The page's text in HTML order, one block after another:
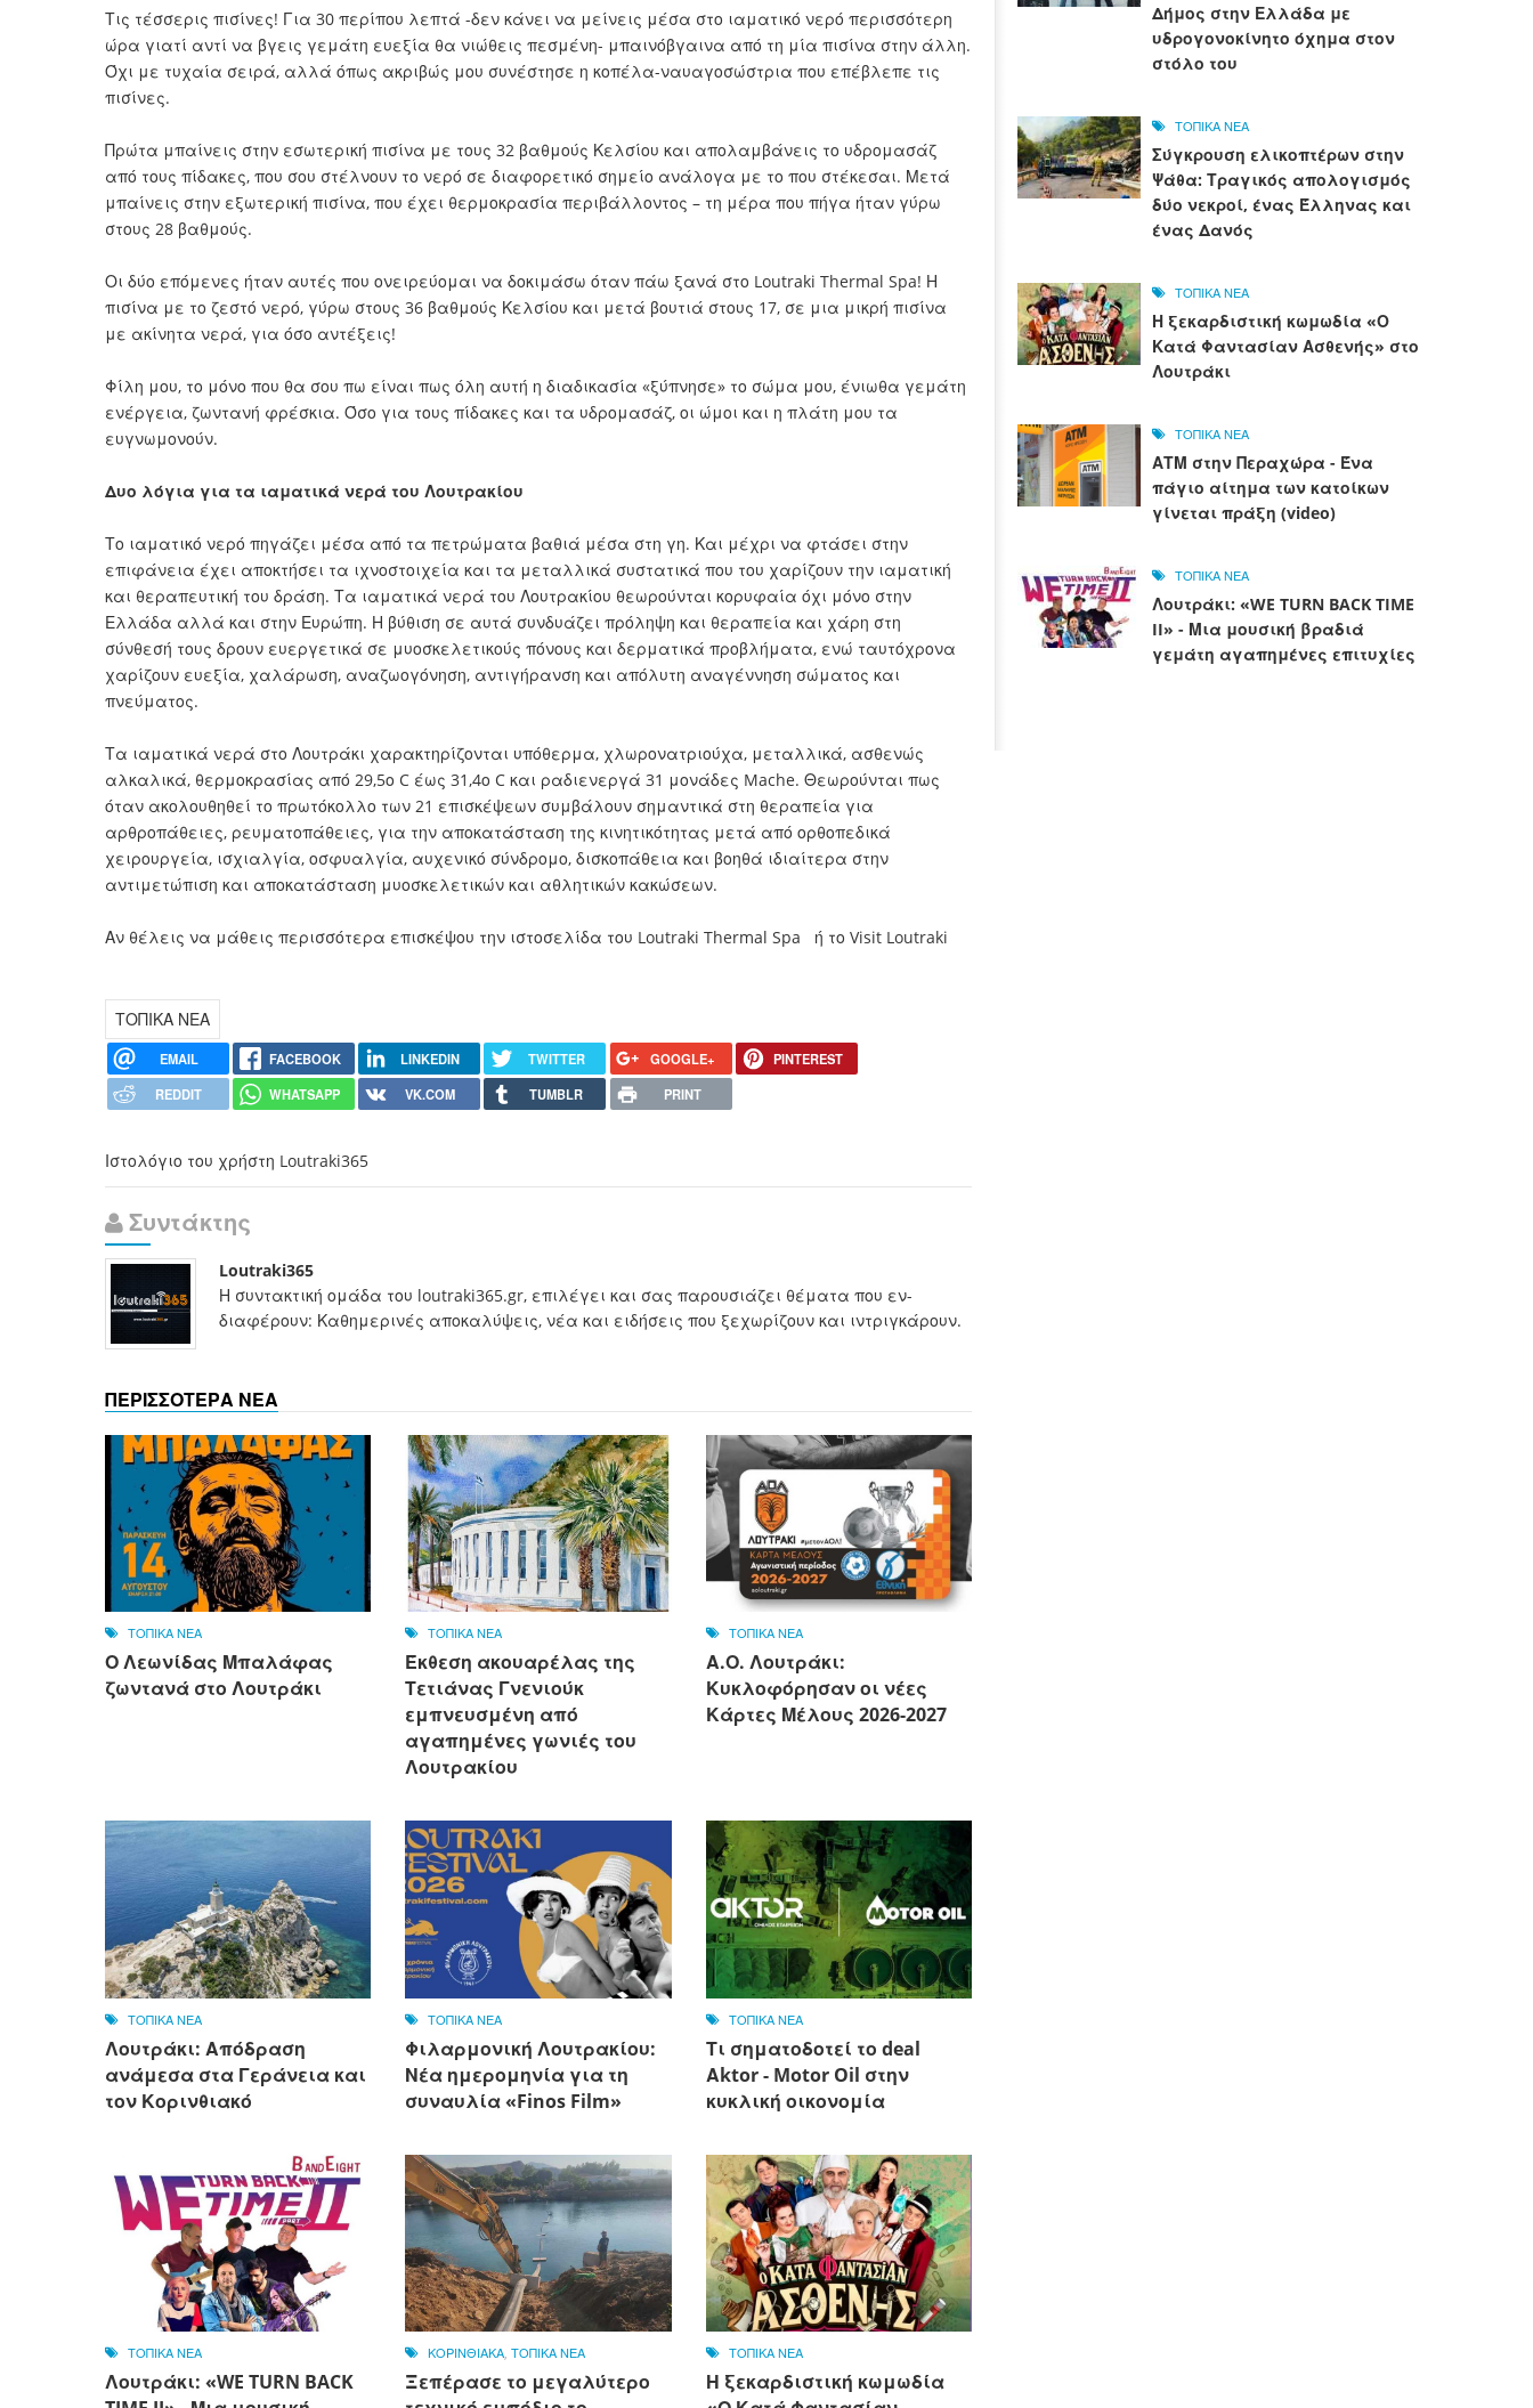
Τις τέσσερις πισίνες! Για 30 περίπου λεπτά -δεν κάνει να μείνεις μέσα στο ιαματικό νερό περισσότερη
ώρα γιατί αντί να βγεις γεμάτη ευεξία θα νιώθεις πεσμένη- μπαινόβγαινα από τη μία πισίνα στην άλλη.
Όχι με τυχαία σειρά, αλλά όπως ακριβώς μου συνέστησε η κοπέλα-ναυαγοσώστρια που επέβλεπε τις
πισίνες.
Πρώτα μπαίνεις στην εσωτερική πισίνα με τους 32 βαθμούς Κελσίου και απολαμβάνεις το υδρομασάζ
από τους πίδακες, που σου στέλνουν το νερό σε διαφορετικό σημείο ανάλογα με το που στέκεσαι. Μετά
μπαίνεις στην εξωτερική πισίνα, που έχει θερμοκρασία περιβάλλοντος – τη μέρα που πήγα ήταν γύρω
στους 28 βαθμούς.
Οι δύο επόμενες ήταν αυτές που ονειρεύομαι να δοκιμάσω όταν πάω ξανά στο Loutraki Thermal Spa! Η
πισίνα με το ζεστό νερό, γύρω στους 36 βαθμούς Κελσίου και μετά βουτιά στους 17, σε μια μικρή πισίνα
με ακίνητα νερά, για όσο αντέξεις!
Φίλη μου, το μόνο που θα σου πω είναι πως όλη αυτή η διαδικασία «ξύπνησε» το σώμα μου, ένιωθα γεμάτη
ενέργεια, ζωντανή φρέσκια. Όσο για τους πίδακες και τα υδρομασάζ, οι ώμοι και η πλάτη μου τα
ευγνωμονούν.
Δυο λόγια για τα ιαματικά νερά του Λουτρακίου
Το ιαματικό νερό πηγάζει μέσα από τα πετρώματα βαθιά μέσα στη γη. Και μέχρι να φτάσει στην
επιφάνεια έχει αποκτήσει τα ιχνοστοιχεία και τα μεταλλικά συστατικά που του χαρίζουν την ιαματική
και θεραπευτική του δράση. Τα ιαματικά νερά του Λουτρακίου θεωρούνται κορυφαία όχι μόνο στην
Ελλάδα αλλά και στην Ευρώπη. Η βύθιση σε αυτά συνδυάζει πρόληψη και θεραπεία και χάρη στη
σύνθεσή τους δρουν ευεργετικά σε μυοσκελετικούς πόνους και δερματικά προβλήματα, ενώ ταυτόχρονα
χαρίζουν ευεξία, χαλάρωση, αναζωογόνηση, αντιγήρανση και απόλυτη αναγέννηση σώματος και
πνεύματος.
Τα ιαματικά νερά στο Λουτράκι χαρακτηρίζονται υπόθερμα, χλωρονατριούχα, μεταλλικά, ασθενώς
αλκαλικά, θερμοκρασίας από 29,5ο C έως 31,4ο C και ραδιενεργά 31 μονάδες Mache. Θεωρούνται πως
όταν ακολουθηθεί το πρωτόκολλο των 21 επισκέψεων συμβάλουν σημαντικά στη θεραπεία για
αρθροπάθειες, ρευματοπάθειες, για την αποκατάσταση της κινητικότητας μετά από ορθοπεδικά
χειρουργεία, ισχιαλγία, οσφυαλγία, αυχενικό σύνδρομο, δισκοπάθεια και βοηθά ιδιαίτερα στην
αντιμετώπιση και αποκατάσταση μυοσκελετικών και αθλητικών κακώσεων.
Αν θέλεις να μάθεις περισσότερα επισκέψου την ιστοσελίδα του Loutraki Thermal Spa ή το Visit Loutraki
ΤΟΠΙΚΑ ΝΕΑ
EMAIL FACEBOOK LINKEDIN TWITTER GOOGLE+
PINTEREST
REDDIT
WHATSAPP VK.COM TUMBLR PRINT
Ιστολόγιο του χρήστη Loutraki365
Συντάκτης
Loutraki365
Η συντακτική ομάδα του loutraki365.gr, επιλέγει και σας παρουσιάζει θέματα που εν-
διαφέρουν: Καθημερινές αποκαλύψεις, νέα και ειδήσεις που ξεχωρίζουν και ιντριγκάρουν.
ΠΕΡΙΣΣΟΤΕΡΑ ΝΕΑ
ΤΟΠΙΚΑ ΝΕΑ
Ο Λεωνίδας Μπαλάφας
ζωντανά στο Λουτράκι
ΤΟΠΙΚΑ ΝΕΑ
Έκθεση ακουαρέλας της
Τετιάνας Γνενιούκ
εμπνευσμένη από
αγαπημένες γωνιές του
Λουτρακίου
ΤΟΠΙΚΑ ΝΕΑ
Α.Ο. Λουτράκι:
Κυκλοφόρησαν οι νέες
Κάρτες Μέλους 2026-2027
ΤΟΠΙΚΑ ΝΕΑ
Λουτράκι: Απόδραση
ανάμεσα στα Γεράνεια και
τον Κορινθιακό
ΤΟΠΙΚΑ ΝΕΑ
Φιλαρμονική Λουτρακίου:
Νέα ημερομηνία για τη
συναυλία «Finos Film»
ΤΟΠΙΚΑ ΝΕΑ
Τι σηματοδοτεί το deal
Αktor - Motor Oil στην
κυκλική οικονομία
ΤΟΠΙΚΑ ΝΕΑ
Λουτράκι: «WE TURN BACK
ΚΟΡΙΝΘΙΑΚΑ,ΤΟΠΙΚΑ ΝΕΑ
Ξεπέρασε το μεγαλύτερο
ΤΟΠΙΚΑ ΝΕΑ
Η ξεκαρδιστική κωμωδία
Δήμος στην Ελλάδα με
υδρογονοκίνητο όχημα στον
στόλο του
ΤΟΠΙΚΑ ΝΕΑ
Σύγκρουση ελικοπτέρων στην
Ψάθα: Τραγικός απολογισμός
δύο νεκροί, ένας Έλληνας και
ένας Δανός
ΤΟΠΙΚΑ ΝΕΑ
Η ξεκαρδιστική κωμωδία «Ο
Κατά Φαντασίαν Ασθενής» στο
Λουτράκι
ΤΟΠΙΚΑ ΝΕΑ
ΑΤΜ στην Περαχώρα - Ένα
πάγιο αίτημα των κατοίκων
γίνεται πράξη (video)
ΤΟΠΙΚΑ ΝΕΑ
Λουτράκι: «WE TURN BACK TIME
II» - Μια μουσική βραδιά
γεμάτη αγαπημένες επιτυχίες